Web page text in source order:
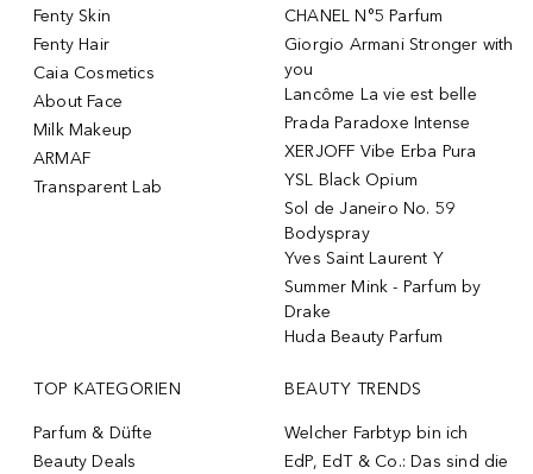
Fenty Skin
Fenty Hair
Caia Cosmetics
About Face
Milk Makeup
ARMAF
Transparent Lab
CHANEL N°5 Parfum
Giorgio Armani Stronger with
you
Lancôme La vie est belle
Prada Paradoxe Intense
XERJOFF Vibe Erba Pura
YSL Black Opium
Sol de Janeiro No. 59
Bodyspray
Yves Saint Laurent Y
Summer Mink - Parfum by
Drake
Huda Beauty Parfum
TOP KATEGORIEN
Parfum & Düfte
Beauty Deals
BEAUTY TRENDS
Welcher Farbtyp bin ich
EdP, EdT & Co.: Das sind die